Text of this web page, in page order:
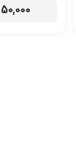
50,000